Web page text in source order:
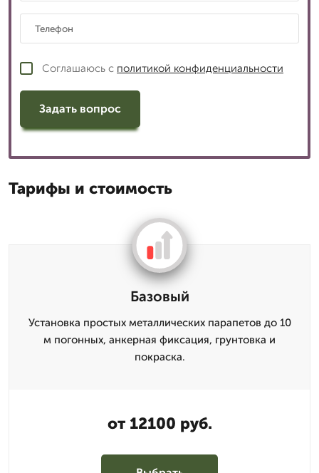
Соглашаюсь с политикой конфиденциальности
Задать вопрос
Тарифы и стоимость
Базовый
Установка простых металлических парапетов до 10
м погонных, анкерная фиксация, грунтовка и
покраска.
от 12100 руб.